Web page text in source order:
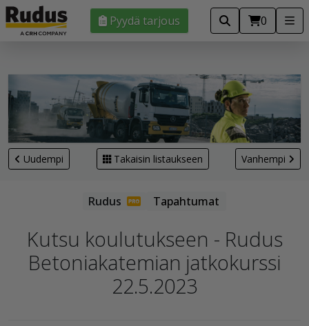
Pyydä tarjous 0
Uudempi Takaisin listaukseen Vanhempi
Tapahtumat
Kutsu koulutukseen - Rudus
Betoniakatemian jatkokurssi
22.5.2023